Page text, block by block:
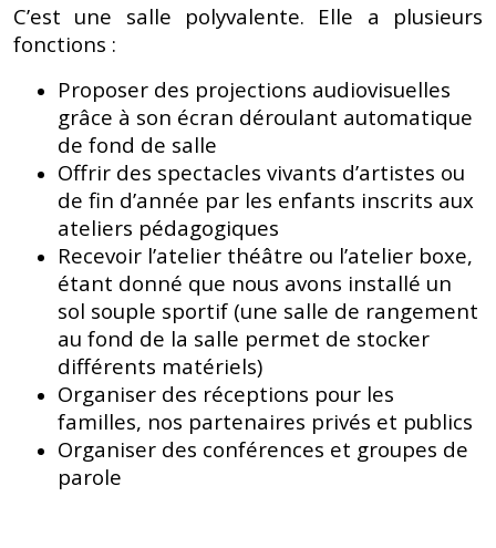
C’est une salle polyvalente. Elle a plusieurs
fonctions :
Proposer des projections audiovisuelles
grâce à son écran déroulant automatique
de fond de salle
Offrir des spectacles vivants d’artistes ou
de fin d’année par les enfants inscrits aux
ateliers pédagogiques
Recevoir l’atelier théâtre ou l’atelier boxe,
étant donné que nous avons installé un
sol souple sportif (une salle de rangement
au fond de la salle permet de stocker
différents matériels)
Organiser des réceptions pour les
familles, nos partenaires privés et publics
Organiser des conférences et groupes de
parole